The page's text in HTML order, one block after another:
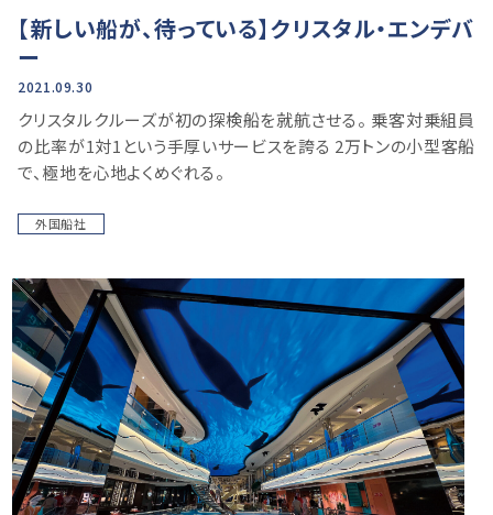
【新しい船が、待っている】クリスタル・エンデバ
ー
2021.09.30
クリスタルクルーズが初の探検船を就航させる。 乗客対乗組員
の比率が1対1という手厚いサービスを誇る 2万トンの小型客船
で、極地を心地よくめぐれる。
外国船社